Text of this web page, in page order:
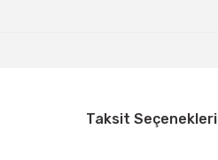
Taksit Seçenekleri